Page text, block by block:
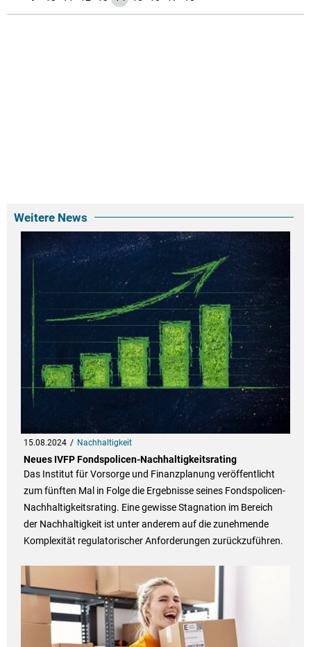
Weitere News
15.08.2024 Nachhaltigkeit
Neues IVFP Fondspolicen-Nachhaltigkeitsrating
Das Institut für Vorsorge und Finanzplanung veröffentlicht
zum fünften Mal in Folge die Ergebnisse seines Fondspolicen-
Nachhaltigkeitsrating. Eine gewisse Stagnation im Bereich
der Nachhaltigkeit ist unter anderem auf die zunehmende
Komplexität regulatorischer Anforderungen zurückzuführen.